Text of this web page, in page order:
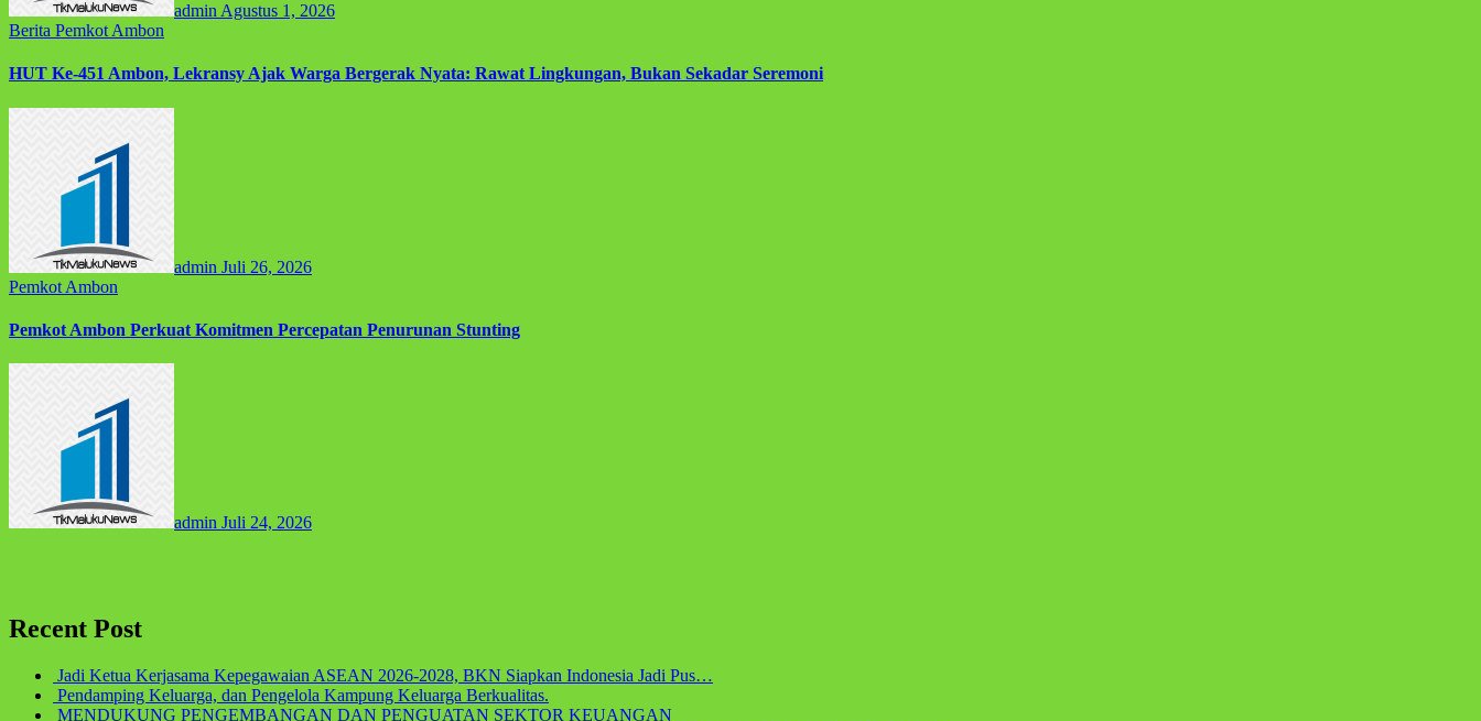
admin Agustus 1, 2026
Berita Pemkot Ambon
HUT Ke-451 Ambon, Lekransy Ajak Warga Bergerak Nyata: Rawat Lingkungan, Bukan Sekadar Seremoni
admin Juli 26, 2026
Pemkot Ambon
Pemkot Ambon Perkuat Komitmen Percepatan Penurunan Stunting
admin Juli 24, 2026
Recent Post
Jadi Ketua Kerjasama Kepegawaian ASEAN 2026-2028, BKN Siapkan Indonesia Jadi Pus…
Pendamping Keluarga, dan Pengelola Kampung Keluarga Berkualitas.
MENDUKUNG PENGEMBANGAN DAN PENGUATAN SEKTOR KEUANGAN